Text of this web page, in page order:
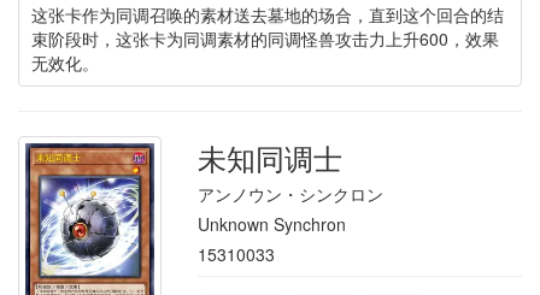
这张卡作为同调召唤的素材送去墓地的场合，直到这个回合的结
束阶段时，这张卡为同调素材的同调怪兽攻击力上升600，效果
无效化。
未知同调士
アンノウン・シンクロン
Unknown Synchron
15310033